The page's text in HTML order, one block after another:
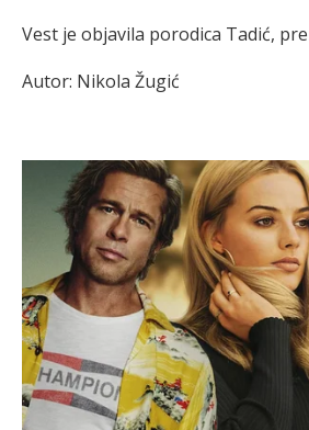
Vest je objavila porodica Tadić,
Autor: Nikola Žugić